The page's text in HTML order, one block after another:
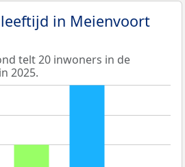
in Meienvoort
telt 20 inwoners in de
2025.